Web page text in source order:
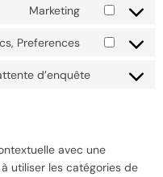
Marketing
Preferences
d’enquête
avec une
utiliser les catégories de